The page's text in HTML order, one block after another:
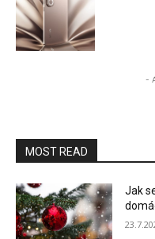
-
MOST READ
Jak